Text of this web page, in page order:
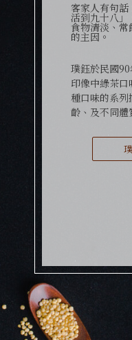
客家人有句
活到九十八」
食物清淡、
的主因。
璞鈺於民國
印像中綠茶口
種口味的系列
齡、及不同體